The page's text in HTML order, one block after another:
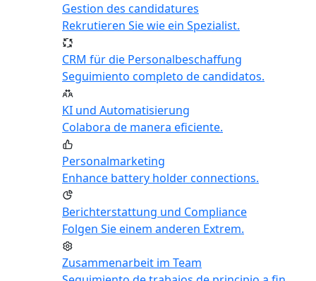
Gestion des candidatures
Rekrutieren Sie wie ein Spezialist.
CRM für die Personalbeschaffung
Seguimiento completo de candidatos.
KI und Automatisierung
Colabora de manera eficiente.
Personalmarketing
Enhance battery holder connections.
Berichterstattung und Compliance
Folgen Sie einem anderen Extrem.
Zusammenarbeit im Team